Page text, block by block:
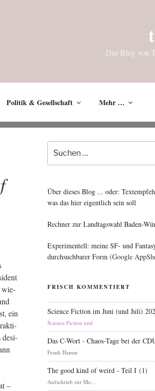
Das Blog von
Politik & Gesellschaft Mehr …
wie­
ein
desi­
–
nach:
Über dieses Blog ... oder:
was das hier eigentlich sein soll
Rechner zur Landtagswahl Baden-
Experimentell: meine SF- und
durchsuchbarer Form (Google
FRISCH KOMMENTIERT
Science Fiction im Juni (und Juli)
Science Fiction und
Das C-Wort - Chaos-Tage bei der
Frank Hamm
The good kind of weird - Teil I (1)
Aufschrieb zur Me...